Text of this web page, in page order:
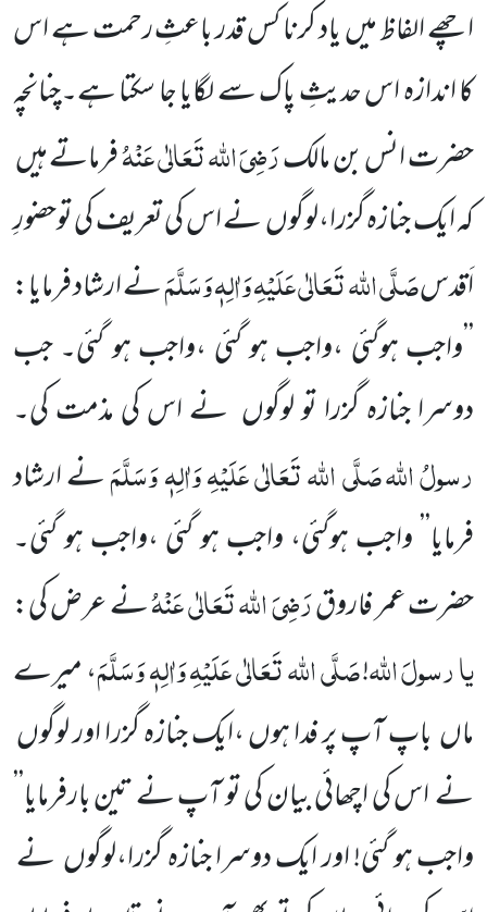
اچھے الفاظ میںیاد کرنا کس قدر باعثِ رحمت ہے اس
کا اندازہ اس حدیثِ پاک سے لگایا جا سکتا ہے۔چنانچہ
حضرت انس بن مالکرَضِیَ اللہ تَعَالٰی عَنْہُفرماتے ہیں
کہ ایک جنازہ گزرا،لوگوںنے اس کی تعریف کی توحضورِ
اَقدسصَلَّی اللہ تَعَالٰی عَلَیْہِ وَاٰلِہٖ وَسَلَّمَنے ارشاد فرمایا:
’’واجب ہوگئی ،واجب ہو گئی ،واجب ہو گئی۔ جب
دوسرا جنازہ گزرا تو لوگوں نے اس کی مذمت کی۔
رسولُ اللہصَلَّی اللہ تَعَالٰی عَلَیْہِ وَاٰلِہٖ وَسَلَّمَنے ارشاد
فرمایا’’ واجب ہوگئی، واجب ہو گئی ،واجب ہو گئی۔
حضرت عمر فاروقرَضِیَ اللہ تَعَالٰی عَنْہُنے عرض کی:
یارسولَاللہ!صَلَّی اللہ تَعَالٰی عَلَیْہِ وَاٰلِہٖ وَسَلَّمَ، میرے
ماںباپ آپ پر فدا ہوں ،ایک جنازہگزرا اور لوگوں
نے اس کی اچھائی بیان کی تو آپ نے تین بارفرمایا’’
واجب ہو گئی! اور ایک دوسرا جنازہ گزرا،لوگوںنے